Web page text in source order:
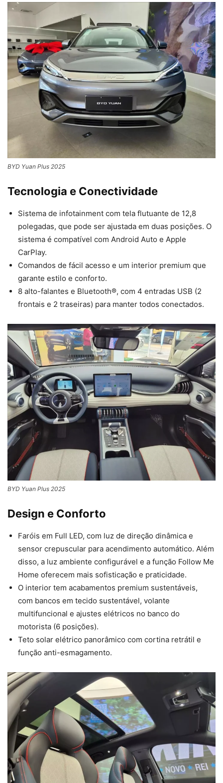
BYD Yuan Plus 2025
Tecnologia e Conectividade
Sistema de infotainment com tela flutuante de 12,8
polegadas, que pode ser ajustada em duas posições. O
sistema é compatível com Android Auto e Apple
CarPlay.
Comandos de fácil acesso e um interior premium que
garante estilo e conforto.
8 alto-falantes e Bluetooth®, com 4 entradas USB (2
frontais e 2 traseiras) para manter todos conectados.
BYD Yuan Plus 2025
Design e Conforto
Faróis em Full LED, com luz de direção dinâmica e
sensor crepuscular para acendimento automático. Além
disso, a luz ambiente configurável e a função Follow Me
Home oferecem mais sofisticação e praticidade.
O interior tem acabamentos premium sustentáveis,
com bancos em tecido sustentável, volante
multifuncional e ajustes elétricos no banco do
motorista (6 posições).
Teto solar elétrico panorâmico com cortina retrátil e
função anti-esmagamento.